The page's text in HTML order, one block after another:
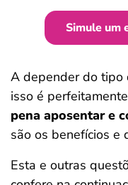
Simule um
A depender do tipo
isso é
pena aposentar e
são os benefícios e
Esta e outras